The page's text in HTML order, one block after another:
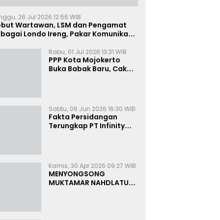
26 Jul 2026 12:56 WIB
Wartawan, LSM dan Pengamat
Londo Ireng, Pakar Komunikasi:
Rabu, 01 Jul 2026 13:31 WIB
PPP Kota Mojokerto
Buka Babak Baru, Cak
Sabtu, 06 Jun 2026 16:30 WIB
Fakta Persidangan
Terungkap PT Infinity
Kamis, 30 Apr 2026 09:27 WIB
MENYONGSONG
MUKTAMAR NAHDLATUL